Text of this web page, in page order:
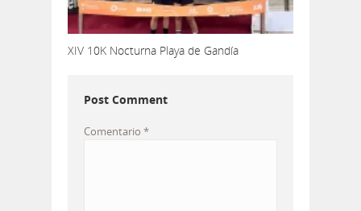
XIV 10K Nocturna Playa de Gandía
Post Comment
Comentario *